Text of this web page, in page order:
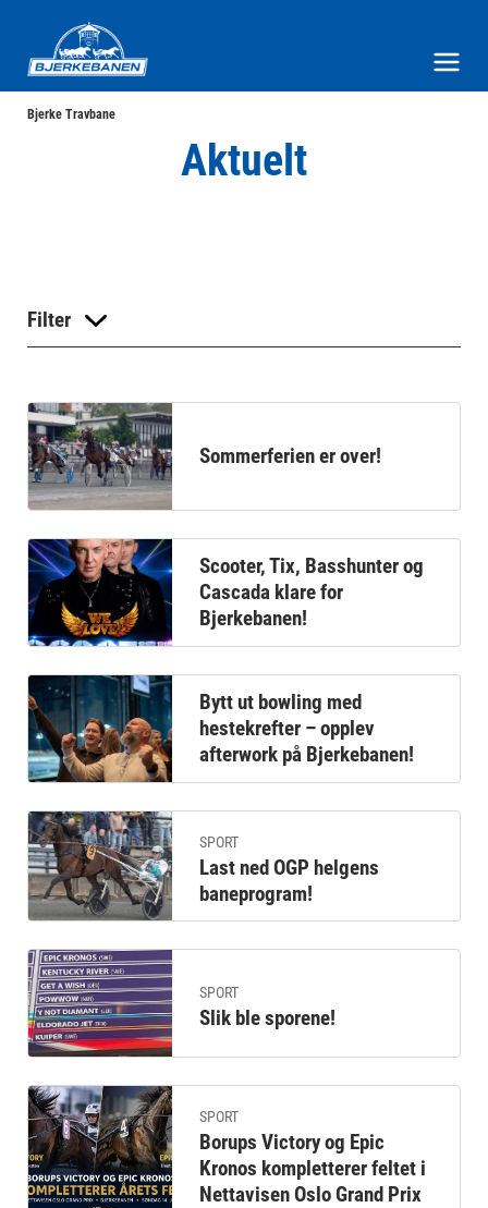
Bjerke Travbane
Aktuelt
Filter
Sommerferien er over!
Scooter, Tix, Basshunter og
Cascada klare for
Bjerkebanen!
Bytt ut bowling med
hestekrefter – opplev
afterwork på Bjerkebanen!
SPORT
Last ned OGP helgens
baneprogram!
SPORT
Slik ble sporene!
SPORT
Borups Victory og Epic
Kronos kompletterer feltet i
Nettavisen Oslo Grand Prix